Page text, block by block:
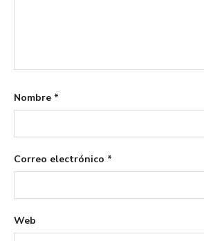
Nombre *
Correo electrónico *
Web